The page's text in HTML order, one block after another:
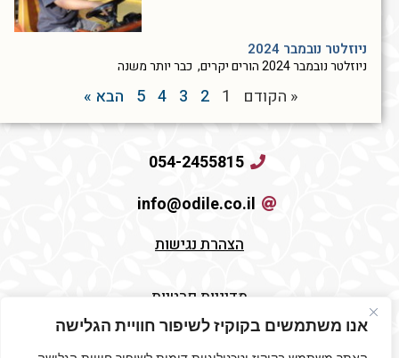
אנו משתמשים בקוקיז לשיפור חוויית הגלישה
ניוזלטר נובמבר 2024
ניוזלטר נובמבר 2024 הורים יקרים, כבר יותר משנה
« הקודם 1
2
3
4
5 הבא »
054-2455815
info@odile.co.il
הצהרת נגישות
מדיניות פרטיות
תקנון האתר